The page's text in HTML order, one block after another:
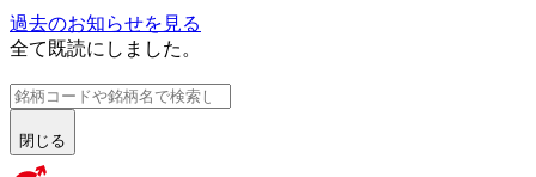
過去のお知らせを見る
全て既読にしました。
閉じる